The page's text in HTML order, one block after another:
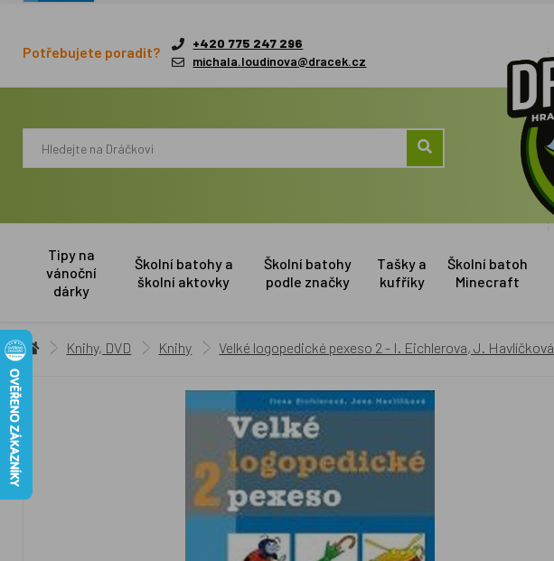
Potřebujete poradit?
+420 775 247 296
michala.loudinova@dracek.cz
Tipy na
vánoční
dárky
Školní batohy a
školní aktovky
Školní batohy
podle značky
Tašky a
kufříky
Školní batoh
Minecraft
Knihy, DVD Knihy Velké logopedické pexeso 2 - I. Eichlerova, J. Havlíčková